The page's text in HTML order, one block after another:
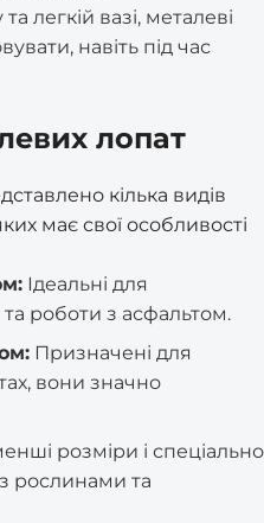
легкій вазі, металеві
навіть під час
лопат
кілька видів
має свої особливості
Ідеальні для
роботи з асфальтом.
Призначені для
вони значно
розміри і спеціально
рослинами та